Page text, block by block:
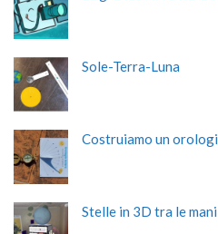
Sole-Terra-Luna
Costruiamo un
Stelle in 3D tra le mani